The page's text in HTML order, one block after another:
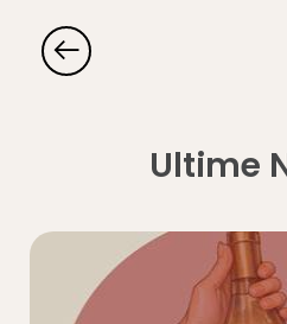
Ultime